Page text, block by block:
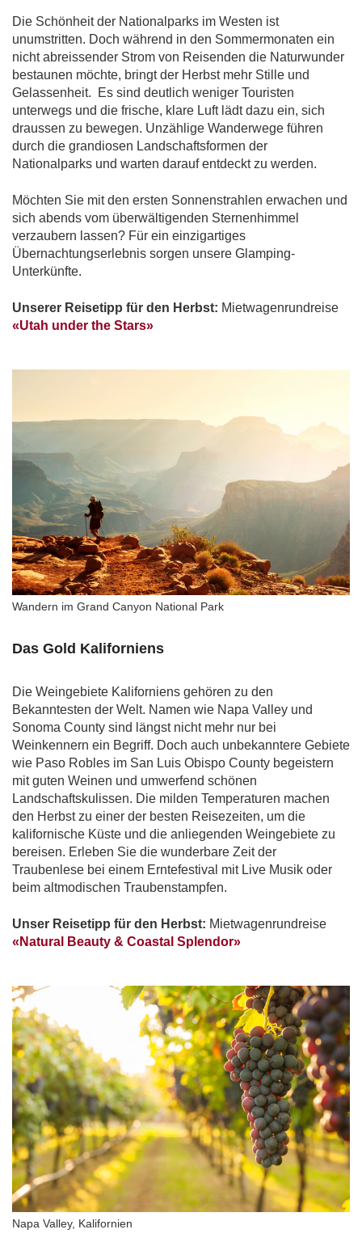
Die Schönheit der Nationalparks im Westen ist
unumstritten. Doch während in den Sommermonaten ein
nicht abreissender Strom von Reisenden die Naturwunder
bestaunen möchte, bringt der Herbst mehr Stille und
Gelassenheit. Es sind deutlich weniger Touristen
unterwegs und die frische, klare Luft lädt dazu ein, sich
draussen zu bewegen. Unzählige Wanderwege führen
durch die grandiosen Landschaftsformen der
Nationalparks und warten darauf entdeckt zu werden.
Möchten Sie mit den ersten Sonnenstrahlen erwachen und
sich abends vom überwältigenden Sternenhimmel
verzaubern lassen? Für ein einzigartiges
Übernachtungserlebnis sorgen unsere Glamping-
Unterkünfte.
Unserer Reisetipp für den Herbst: Mietwagenrundreise
«Utah under the Stars»
Wandern im Grand Canyon National Park
Das Gold Kaliforniens
Die Weingebiete Kaliforniens gehören zu den
Bekanntesten der Welt. Namen wie Napa Valley und
Sonoma County sind längst nicht mehr nur bei
Weinkennern ein Begriff. Doch auch unbekanntere Gebiete
wie Paso Robles im San Luis Obispo County begeistern
mit guten Weinen und umwerfend schönen
Landschaftskulissen. Die milden Temperaturen machen
den Herbst zu einer der besten Reisezeiten, um die
kalifornische Küste und die anliegenden Weingebiete zu
bereisen. Erleben Sie die wunderbare Zeit der
Traubenlese bei einem Erntefestival mit Live Musik oder
beim altmodischen Traubenstampfen.
Unser Reisetipp für den Herbst: Mietwagenrundreise
«Natural Beauty & Coastal Splendor»
Napa Valley, Kalifornien